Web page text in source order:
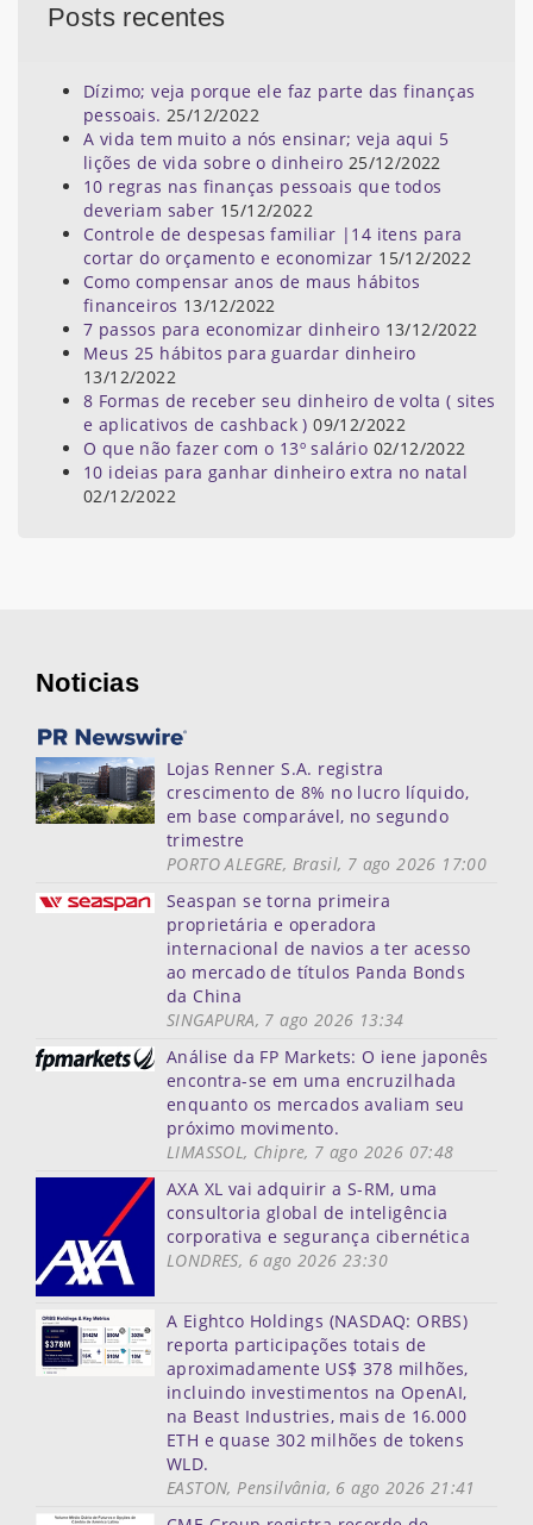
Posts recentes
Dízimo; veja porque ele faz parte das finanças
pessoais. 25/12/2022
A vida tem muito a nós ensinar; veja aqui 5
lições de vida sobre o dinheiro 25/12/2022
10 regras nas finanças pessoais que todos
deveriam saber 15/12/2022
Controle de despesas familiar |14 itens para
cortar do orçamento e economizar 15/12/2022
Como compensar anos de maus hábitos
financeiros 13/12/2022
7 passos para economizar dinheiro 13/12/2022
Meus 25 hábitos para guardar dinheiro
13/12/2022
8 Formas de receber seu dinheiro de volta ( sites
e aplicativos de cashback ) 09/12/2022
O que não fazer com o 13º salário 02/12/2022
10 ideias para ganhar dinheiro extra no natal
02/12/2022
Noticias
Lojas Renner S.A. registra
crescimento de 8% no lucro líquido,
em base comparável, no segundo
trimestre
PORTO ALEGRE, Brasil, 7 ago 2026 17:00
Seaspan se torna primeira
proprietária e operadora
internacional de navios a ter acesso
ao mercado de títulos Panda Bonds
da China
SINGAPURA, 7 ago 2026 13:34
Análise da FP Markets: O iene japonês
encontra-se em uma encruzilhada
enquanto os mercados avaliam seu
próximo movimento.
LIMASSOL, Chipre, 7 ago 2026 07:48
AXA XL vai adquirir a S-RM, uma
consultoria global de inteligência
corporativa e segurança cibernética
LONDRES, 6 ago 2026 23:30
A Eightco Holdings (NASDAQ: ORBS)
reporta participações totais de
aproximadamente US$ 378 milhões,
incluindo investimentos na OpenAI,
na Beast Industries, mais de 16.000
ETH e quase 302 milhões de tokens
WLD.
EASTON, Pensilvânia, 6 ago 2026 21:41